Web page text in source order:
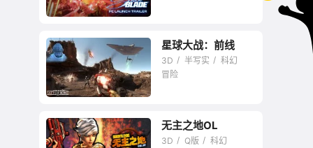
类《战地》系列多人
占点对抗射击
星球大战：前线
3D 半写实
科幻
冒险
无主之地OL
3D Q版
科幻